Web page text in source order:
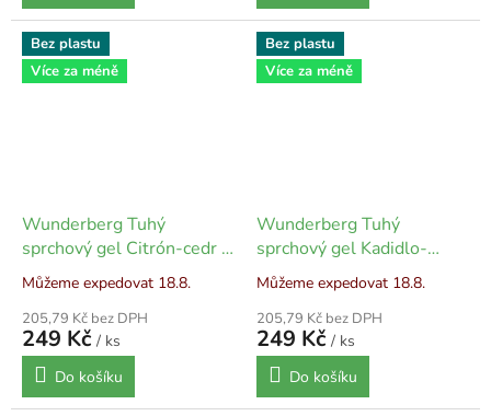
Bez plastu
Více za méně
Wunderberg Tuhý
sprchový gel Citrón-cedr -
80 g
Můžeme expedovat 18.8.
205,79 Kč bez DPH
249 Kč / ks
Do košíku
Bez plastu
Více za méně
Wunderberg Tuhý
sprchový gel Kadidlo-
bergamot - 80 g
Můžeme expedovat 18.8.
205,79 Kč bez DPH
249 Kč / ks
Do košíku